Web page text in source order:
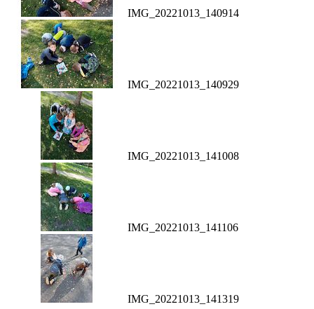
IMG_20221013_140914
IMG_20221013_140929
IMG_20221013_141008
IMG_20221013_141106
IMG_20221013_141319